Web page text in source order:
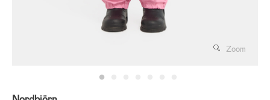
Zoom